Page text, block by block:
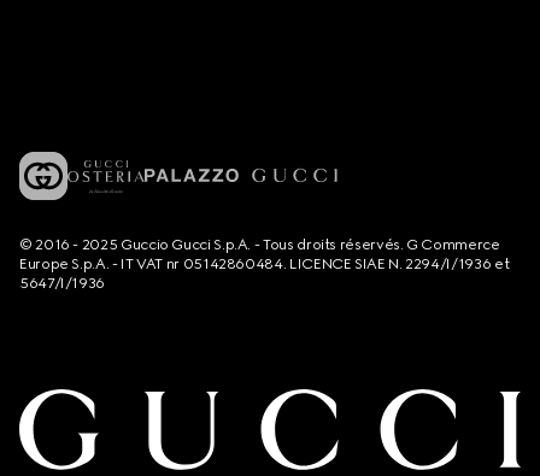
© 2016 - 2025 Guccio Gucci S.p.A. - Tous droits réservés. G Commerce
Europe S.p.A. - IT VAT nr 05142860484. LICENCE SIAE N. 2294/I/1936 et
5647/I/1936